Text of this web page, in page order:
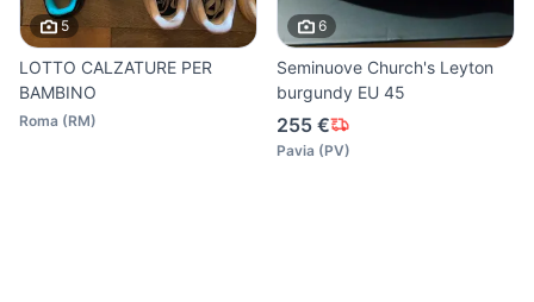
5
LOTTO CALZATURE PER
BAMBINO
Roma (RM)
6
Seminuove Church's Leyton
burgundy EU 45
255 €
Pavia (PV)